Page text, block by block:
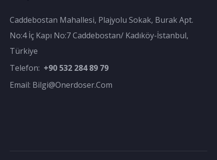
Caddebostan Mahallesi, Plajyolu Sokak, Burak Apt.
No:4 İç Kapı No:7 Caddebostan/ Kadıköy-İstanbul,
Türkiye
Telefon: +90 532 284 89 79
Email: Bilgi@onerdoser.com